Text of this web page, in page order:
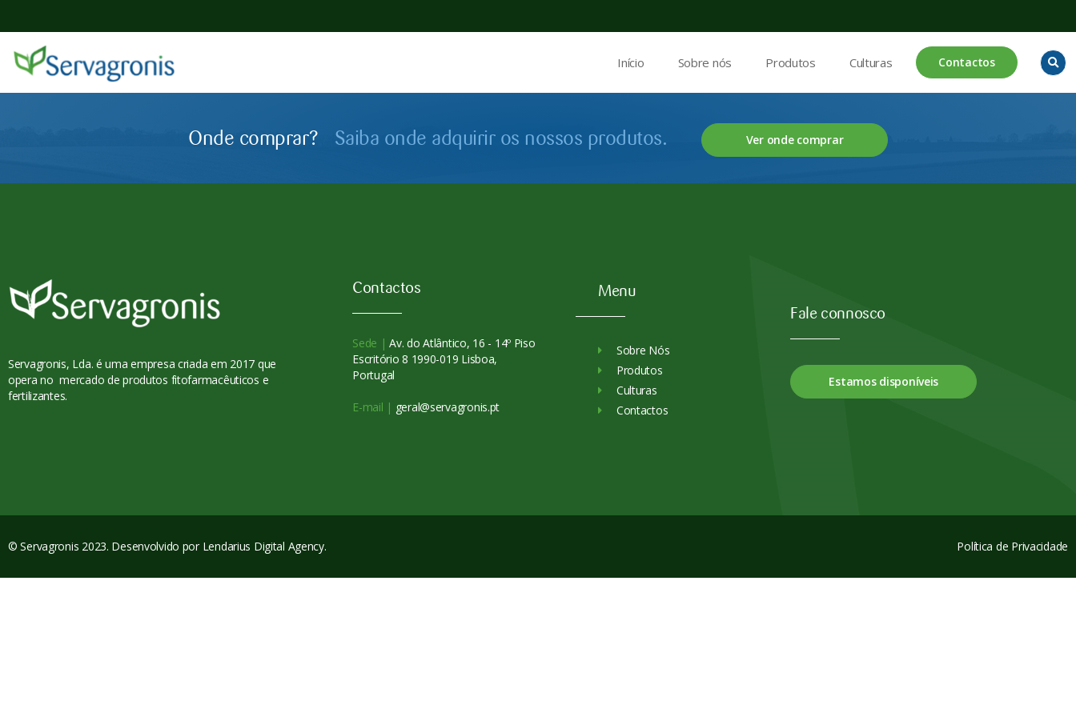
Início Sobre nós Produtos Culturas Contactos
Onde comprar? Saiba onde adquirir os nossos produtos. Ver onde comprar
Servagronis, Lda. é uma empresa criada em 2017 que
opera no mercado de produtos fitofarmacêuticos e
fertilizantes.
Contactos
Sede | Av. do Atlântico, 16 - 14º Piso
Escritório 8 1990-019 Lisboa,
Portugal
E-mail | geral@servagronis.pt
Menu
Sobre Nós
Produtos
Culturas
Contactos
Fale connosco
Estamos disponíveis
© Servagronis 2023. Desenvolvido por Lendarius Digital Agency. Política de Privacidade